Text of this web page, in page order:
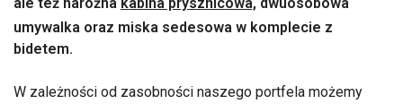
umywalka oraz miska sedesowa w komplecie z
bidetem.
W zależności od zasobności naszego portfela możemy